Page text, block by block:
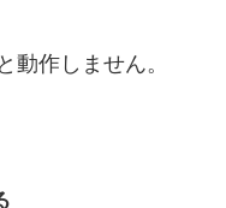
作しません。